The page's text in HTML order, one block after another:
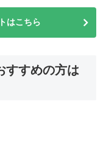
はこちら
すすめの方は